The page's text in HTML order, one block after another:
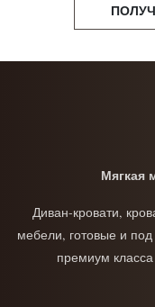
Мягкая
Диван-кровати,
мебели, готовые и
премиум